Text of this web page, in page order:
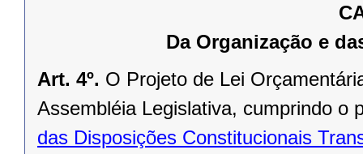
Da Organização e
Art. 4º. O Projeto de Lei
Assembléia Legislativa, cumprindo o
das Disposições Constitucionais